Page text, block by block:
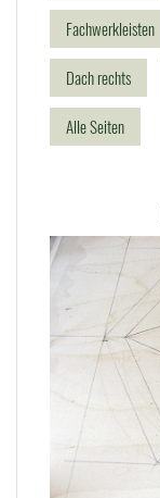
Fachwerkleisten
Dach rechts
Alle Seiten